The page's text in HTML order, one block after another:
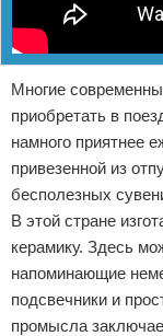
Многие
приобретать в
намного приятнее
привезенной из
бесполезных
В этой стране
керамику. Здесь
напоминающие
подсвечники и
промысла